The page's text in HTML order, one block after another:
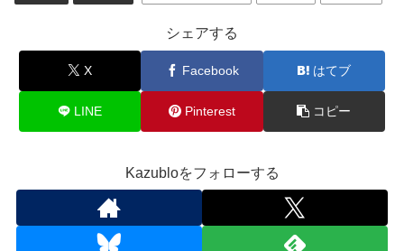
シェアする
X Facebook はてブ
LINE Pinterest コピー
Kazubloをフォローする